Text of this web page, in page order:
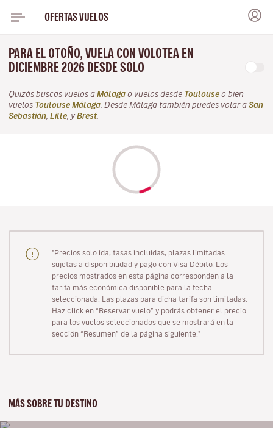
OFERTAS VUELOS
PARA EL OTOÑO, VUELA CON VOLOTEA EN
DICIEMBRE 2026 DESDE SOLO
Quizás buscas vuelos a Málaga o vuelos desde Toulouse o bien
vuelos Toulouse Málaga . Desde Málaga también puedes volar a San
Sebastián Lille , y Brest.
"Precios solo ida, tasas incluidas, plazas limitadas
sujetas a disponibilidad y pago con Visa Débito. Los
precios mostrados en esta página corresponden a la
tarifa más económica disponible para la fecha
seleccionada. Las plazas para dicha tarifa son limitadas.
Haz click en “Reservar vuelo” y podrás obtener el precio
para los vuelos seleccionados que se mostrará en la
sección “Resumen” de la página siguiente."
MÁS SOBRE TU DESTINO